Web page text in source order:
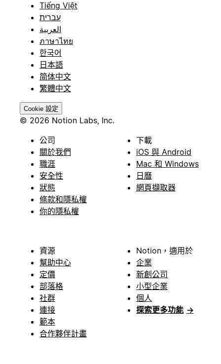
Tiếng Việt
עברית
العربية
ภาษาไทย
한국어
日本語
简体中文
繁體中文
Cookie 設定
© 2026 Notion Labs, Inc.
公司
關於我們
職涯
安全性
狀態
條款和隱私權
你的隱私權
下載
iOS 與 Android
Mac 和 Windows
日曆
網頁擷取器
資源
幫助中心
定價
部落格
社群
連接
範本
合作夥伴計畫
Notion，適用於
企業
新創公司
小型企業
個人
探索更多功能 →